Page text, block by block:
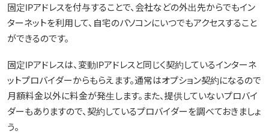
固定IPアドレスを付与することで、会社などの外出先からでもイン
ターネットを利用して、自宅のパソコンにいつでもアクセスすること
ができるのです。
固定IPアドレスは、変動IPアドレスと同じく契約しているインターネ
ットプロバイダーからもらえます。通常はオプション契約になるので
月額料金以外に料金が発生します。また、提供していないプロバイ
ダーもありますので、契約しているプロバイダーを調べておきましょ
う。